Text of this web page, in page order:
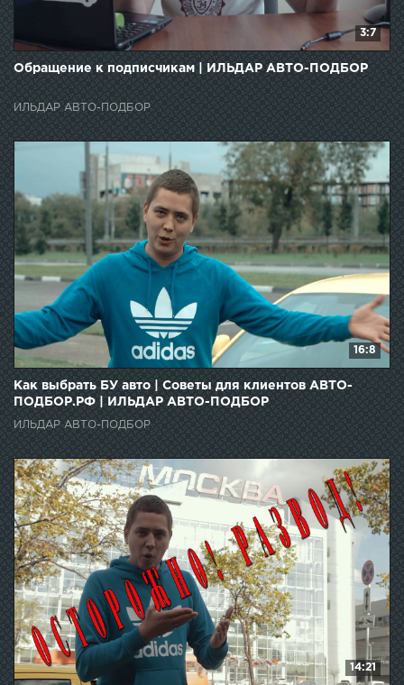
3:7
Обращение к подписчикам | ИЛЬДАР АВТО-ПОДБОР
ИЛЬДАР АВТО-ПОДБОР
16:8
Как выбрать БУ авто | Советы для клиентов АВТО-
ПОДБОР.РФ | ИЛЬДАР АВТО-ПОДБОР
ИЛЬДАР АВТО-ПОДБОР
14:21